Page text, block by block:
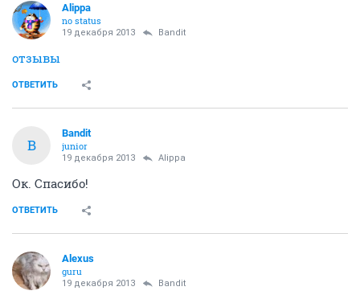
Alippa
no status
19 декабря 2013 Bandit
отзывы
ОТВЕТИТЬ
B
Bandit
junior
19 декабря 2013 Alippa
Ок. Спасибо!
ОТВЕТИТЬ
Alexus
guru
19 декабря 2013 Bandit